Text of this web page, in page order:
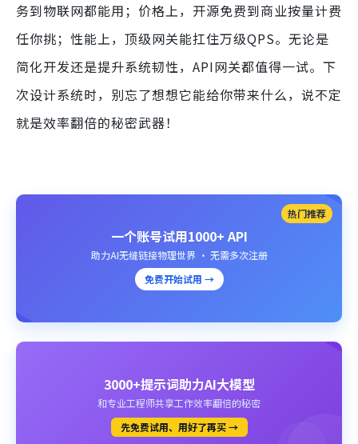
务到物联网都能用；价格上，开源免费到商业按量计费
任你挑；性能上，顶级网关能扛住万级QPS。无论是
简化开发还是提升系统韧性，API网关都值得一试。下
次设计系统时，别忘了想想它能给你带来什么，说不定
就是效率翻倍的秘密武器！
热门推荐
一个账号试用1000+ API
助力AI无缝链接物理世界 · 无需多次注册
免费开始试用 →
3000+提示词助力AI大模型
和专业工程师共享工作效率翻倍的秘密
先免费试用、用好了再买 →